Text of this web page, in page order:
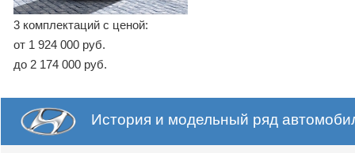
3 комплектаций с ценой:
от 1 924 000 руб.
до 2 174 000 руб.
История и модельный ряд